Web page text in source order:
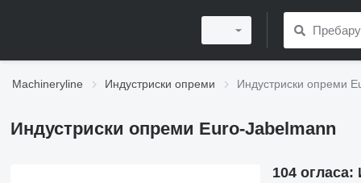
Machineryline Индустриски опреми Индустриски опреми
Индустриски опреми Euro-Jabelmann
104 огласа: